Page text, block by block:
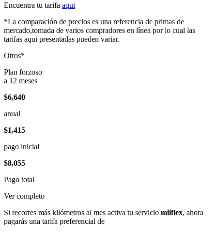
Encuentra tu tarifa aqui
*La comparación de precios es una referencia de primas de
mercado,tomada de varios compradores en línea por lo cual las
tarifas aqui presentadas pueden variar.
Otros*
Plan forzoso
a 12 meses
$6,640
anual
$1,415
pago inicial
$8,055
Pago total
Ver completo
Si recorres más kilómetros al mes activa tu servicio miiflex, ahora
pagarás una tarifa preferencial de